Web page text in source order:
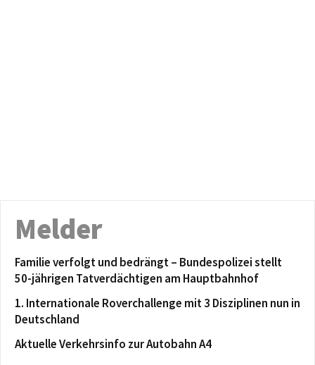
Melder
Familie verfolgt und bedrängt – Bundespolizei stellt
50-jährigen Tatverdächtigen am Hauptbahnhof
1. Internationale Roverchallenge mit 3 Disziplinen nun in
Deutschland
Aktuelle Verkehrsinfo zur Autobahn A4